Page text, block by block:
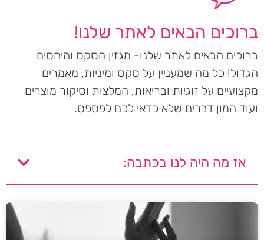
ברוכים הבאים לאתר שלנו!
ברוכים הבאים לאתר שלנו- מגזין הסקס והיחסים
הגדול! כל מה שמעניין על סקס ומיניות, מאמרים
מקצועיים על זוגיות ובריאות, המלצות וסיקור מוצרים
ועוד המון דברים שלא כדאי לכם לפספס.
אז מה היה לנו בכתבה: